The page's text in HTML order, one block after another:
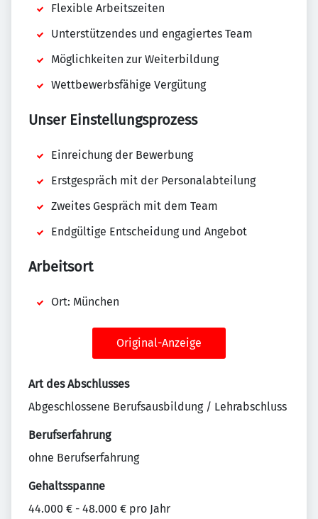
Flexible Arbeitszeiten
Unterstützendes und engagiertes Team
Möglichkeiten zur Weiterbildung
Wettbewerbsfähige Vergütung
Unser Einstellungsprozess
Einreichung der Bewerbung
Erstgespräch mit der Personalabteilung
Zweites Gespräch mit dem Team
Endgültige Entscheidung und Angebot
Arbeitsort
Ort: München
Original-Anzeige
Art des Abschlusses
Abgeschlossene Berufsausbildung / Lehrabschluss
Berufserfahrung
ohne Berufserfahrung
Gehaltsspanne
44.000 € - 48.000 € pro Jahr